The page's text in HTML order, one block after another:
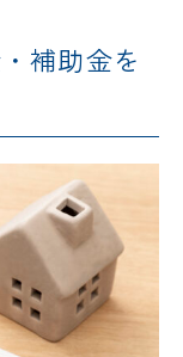
補助金を